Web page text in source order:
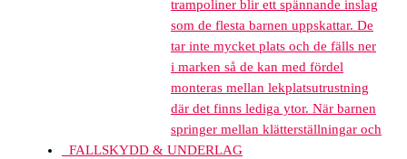
trampoliner blir ett spännande inslag
som de flesta barnen uppskattar. De
tar inte mycket plats och de fälls ner
i marken så de kan med fördel
monteras mellan lekplatsutrustning
där det finns lediga ytor. När barnen
springer mellan klätterställningar och
FALLSKYDD & UNDERLAG